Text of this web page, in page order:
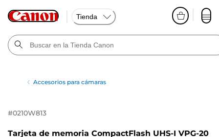
Tienda
Accesorios para cámaras
#0210W813
Tarjeta de memoria CompactFlash UHS-I VPG-20